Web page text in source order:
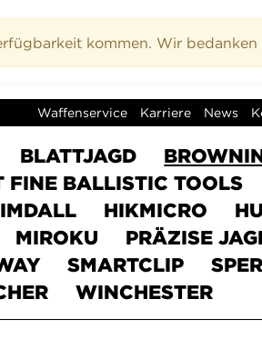
kommen. Wir
Waffenservice Karriere News
BLATTJAGD
FINE BALLISTIC TOOLS
HIKMICRO
MIROKU PRÄZISE
SMARTCLIP
WINCHESTER